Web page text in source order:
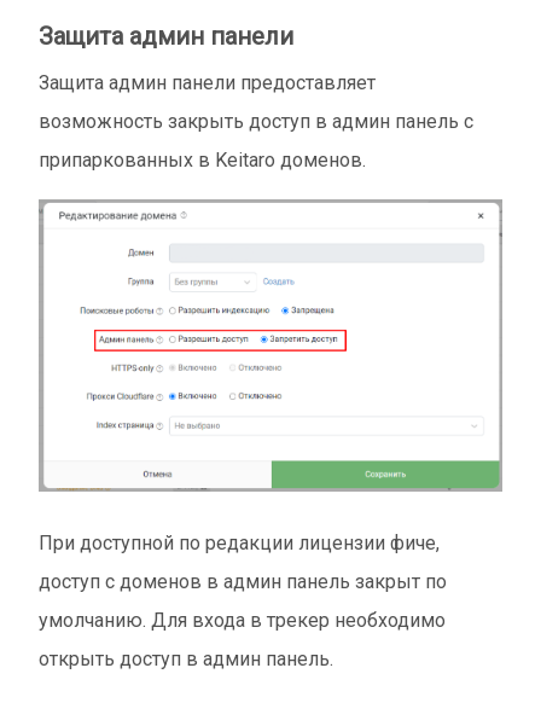
Защита админ панели
Защита админ панели предоставляет
возможность закрыть доступ в админ панель с
припаркованных в Keitaro доменов.
При доступной по редакции лицензии фиче,
доступ с доменов в админ панель закрыт по
умолчанию. Для входа в трекер необходимо
открыть доступ в админ панель.